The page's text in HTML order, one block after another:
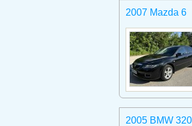
2007 Mazda 6
2005 BMW 320